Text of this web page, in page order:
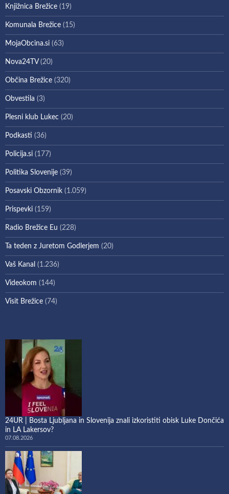
Knjižnica Brežice (19)
Komunala Brežice (15)
MojaObcina.si (63)
Nova24TV(20)
Občina Brežice (320)
Obvestila (3)
Plesni klub Lukec (20)
Podkasti (36)
Policija.si (177)
Politika Slovenije (39)
Posavski Obzornik (1.059)
Prispevki (159)
Radio Brežice Eu (228)
Ta teden z Juretom Godlerjem (20)
Vaš Kanal (1.236)
Videokom (144)
Visit Brežice (74)
24UR | Bosta Ljubljana in Slovenija znali izkoristiti obisk Luke Dončića
in LA Lakersov?
07.08.2026